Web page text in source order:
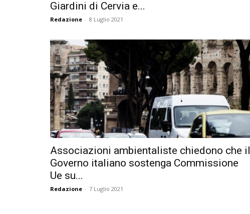
Giardini di Cervia e...
Redazione - 8 Luglio 2021
Associazioni ambientaliste chiedono che il
Governo italiano sostenga Commissione
Ue su...
Redazione - 7 Luglio 2021